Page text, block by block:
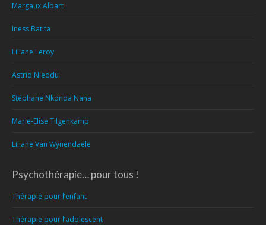
Margaux Albart
Iness Batita
Liliane Leroy
Astrid Nieddu
Stéphane Nkonda Nana
Marie-Elise Tilgenkamp
Liliane Van Wynendaele
Psychothérapie… pour tous !
Thérapie pour l’enfant
Thérapie pour l’adolescent